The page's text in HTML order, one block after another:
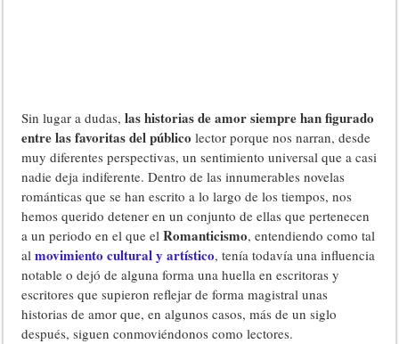
Sin lugar a dudas, las historias de amor siempre han figurado
entre las favoritas del público lector porque nos narran, desde
muy diferentes perspectivas, un sentimiento universal que a casi
nadie deja indiferente. Dentro de las innumerables novelas
románticas que se han escrito a lo largo de los tiempos, nos
hemos querido detener en un conjunto de ellas que pertenecen
a un periodo en el que elRomanticismo, entendiendo como tal
almovimiento cultural y artístico, tenía todavía una influencia
notable o dejó de alguna forma una huella en escritoras y
escritores que supieron reflejar de forma magistral unas
historias de amor que, en algunos casos, más de un siglo
después, siguen conmoviéndonos como lectores.